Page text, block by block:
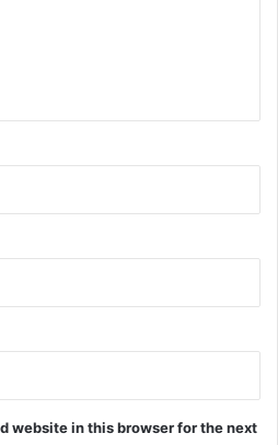
website in this browser for the next